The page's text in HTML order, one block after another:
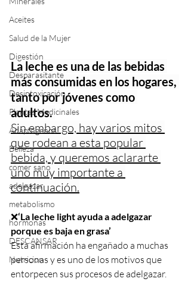
Aceites
Salud de la Mujer
Digestión
Desparasitante
Desintoxicación
Plantas Medicinales
Adaptogenos
Belleza
comer sano
adelgazar
metabolismo
hormonas
DESCANSAR
Nutricion
La leche es una de las bebidas
más consumidas en los hogares,
tanto por jóvenes como
adultos.
Sin embargo, hay varios mitos
que rodean a esta popular
bebida, y queremos aclararte
uno muy importante a
continuación.
❌‘La leche light ayuda a adelgazar
porque es baja en grasa’
Esta afirmación ha engañado a muchas
personas y es uno de los motivos que
entorpecen sus procesos de adelgazar.